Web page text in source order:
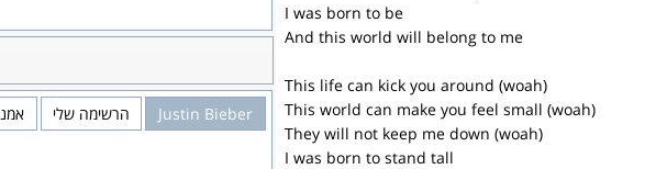
I was born to be
And this world will belong to me
This life can kick you around (woah)
This world can make you feel small (woah)
They will not keep me down (woah)
I was born to stand tall
Justin Bieber הרשימה שלי